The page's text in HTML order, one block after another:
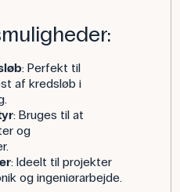
: Perfekt til
af kredsløb i
: Bruges til at
og
: Ideelt til projekter
og ingeniørarbejde.